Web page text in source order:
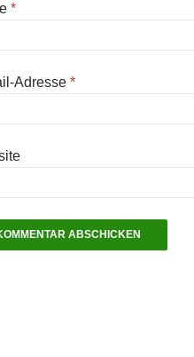
*
Adresse *